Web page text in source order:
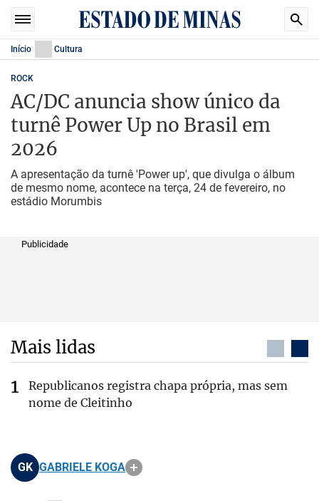
Início Cultura
ROCK
AC/DC anuncia show único da
turnê Power Up no Brasil em
2026
A apresentação da turnê 'Power up', que divulga o álbum
de mesmo nome, acontece na terça, 24 de fevereiro, no
estádio Morumbis
Publicidade
Mais lidas
Republicanos registra chapa própria, mas sem
nome de Cleitinho
GK GABRIELE KOGA